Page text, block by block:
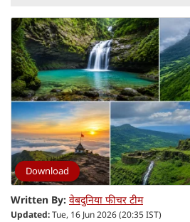
Download
Written By: वेबदुनिया फीचर टीम
Updated:Tue, 16 Jun 2026 (20:35 IST)